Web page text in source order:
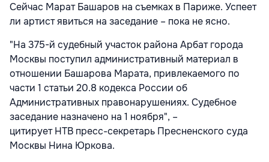
Сейчас Марат Башаров на съемках в Париже. Успеет
ли артист явиться на заседание – пока не ясно.
"На 375-й судебный участок района Арбат города
Москвы поступил административный материал в
отношении Башарова Марата, привлекаемого по
части 1 статьи 20.8 кодекса России об
Административных правонарушениях. Судебное
заседание назначено на 1 ноября", –
цитируетНТВ пресс-секретарь Пресненского суда
Москвы Нина Юркова.